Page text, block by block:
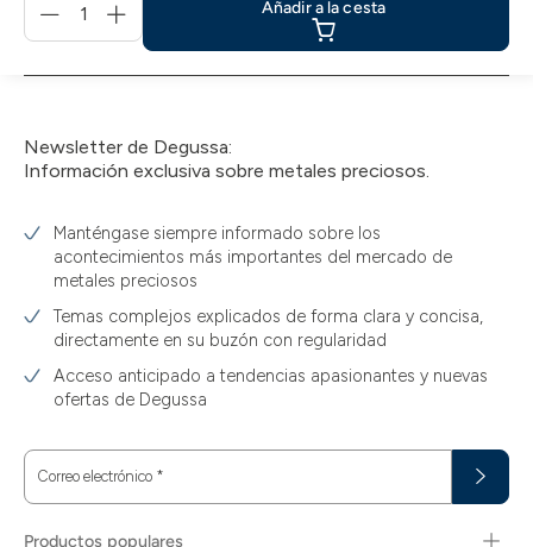
Añadir
la
Añadir a la cesta
Newsletter de Degussa:
Información exclusiva sobre metales preciosos.
Manténgase siempre informado sobre los
acontecimientos más importantes del mercado de
metales preciosos
Temas complejos explicados de forma clara y concisa,
directamente en su buzón con regularidad
Acceso anticipado a tendencias apasionantes y nuevas
ofertas de Degussa
Correo electrónico *
Productos populares